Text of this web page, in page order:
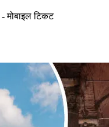
- मोबाइल टिकट